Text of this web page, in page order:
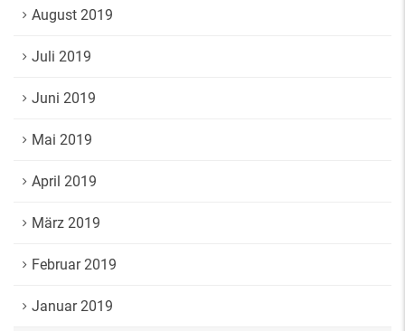
August 2019
Juli 2019
Juni 2019
Mai 2019
April 2019
März 2019
Februar 2019
Januar 2019